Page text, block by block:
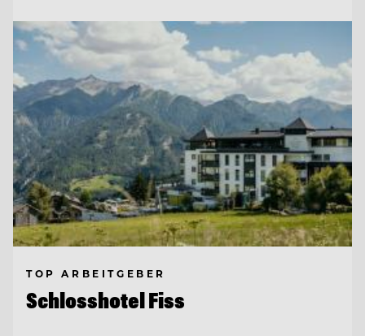
TOP ARBEITGEBER
Schlosshotel Fiss